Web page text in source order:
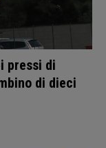
pressi di
di dieci